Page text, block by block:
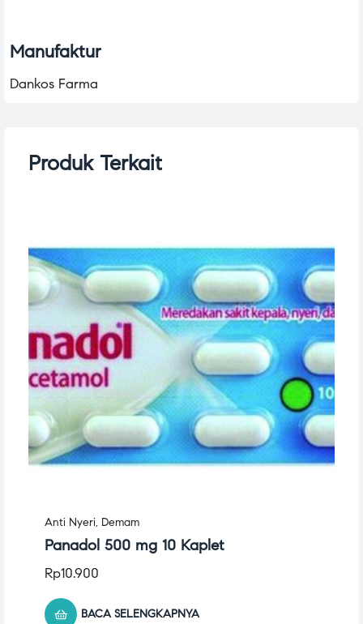
Manufaktur
Dankos Farma
Produk Terkait
Anti Nyeri, Demam
Panadol 500 mg 10 Kaplet
Rp10.900
BACA SELENGKAPNYA